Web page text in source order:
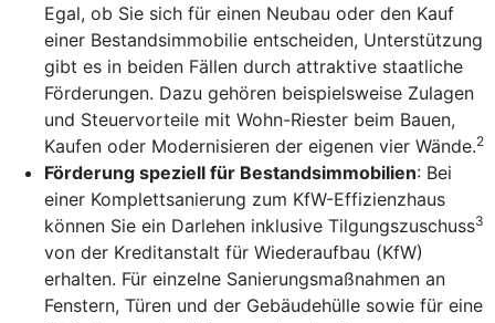
Egal, ob Sie sich für einen Neubau oder den Kauf
einer Bestandsimmobilie entscheiden, Unterstützung
gibt es in beiden Fällen durch attraktive staatliche
Förderungen. Dazu gehören beispielsweise Zulagen
und Steuervorteile mit Wohn-Riester beim Bauen,
Kaufen oder Modernisieren der eigenen vier Wände.2
Förderung speziell für Bestandsimmobilien: Bei
einer Komplettsanierung zum KfW-Effizienzhaus
können Sie ein Darlehen inklusive Tilgungszuschuss3
von der Kreditanstalt für Wiederaufbau (KfW)
erhalten. Für einzelne Sanierungsmaßnahmen an
Fenstern, Türen und der Gebäudehülle sowie für eine